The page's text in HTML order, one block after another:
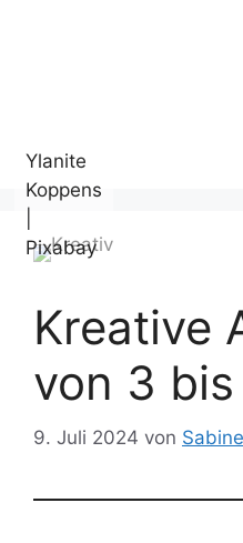
Ylanite
Koppens
Pixabay
Kreative
von 3
9. Juli 2024 von